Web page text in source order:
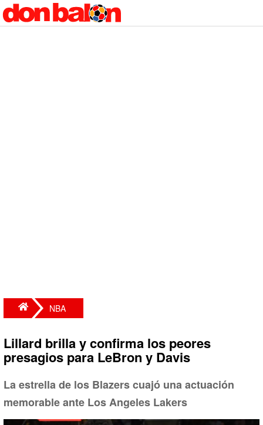
NBA
Lillard brilla y confirma los peores
presagios para LeBron y Davis
La estrella de los Blazers cuajó una actuación
memorable ante Los Angeles Lakers